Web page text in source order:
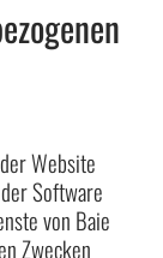
Website
Software
von Baie
Zwecken